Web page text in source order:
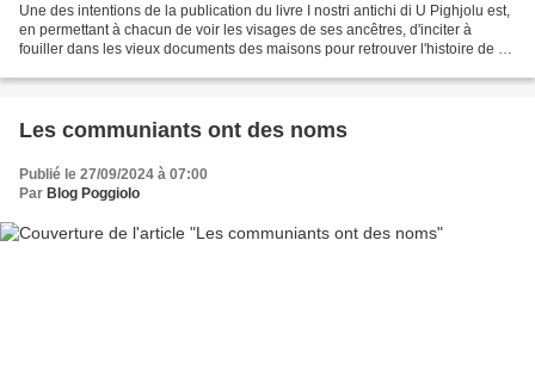
Une des intentions de la publication du livre I nostri antichi di U Pighjolu est,
en permettant à chacun de voir les visages de ses ancêtres, d'inciter à
fouiller dans les vieux documents des maisons pour retrouver l'histoire de sa
Les communiants ont des noms
Publié le 27/09/2024 à 07:00
Par Blog Poggiolo